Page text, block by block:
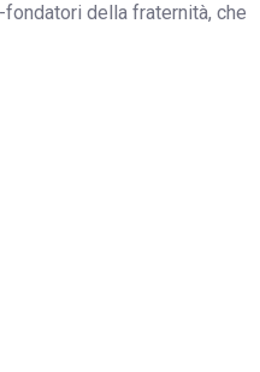
della fraternità, che